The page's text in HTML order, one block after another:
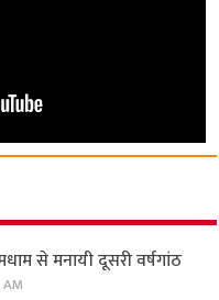
से मनायी दूसरी वर्षगांठ